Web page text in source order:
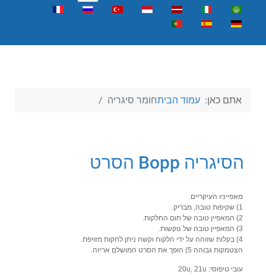
אתם כאן: עמוד הביתחומר סיגריה
הסיגריה Bopp הסרט
מאפייניו העיקריים
1) שקיפות טובה, מבריק.
2) המאפיין טובה של חום החלקות.
3) המאפיין טובה של נוקשות.
4) בקלות שזוהה על ידי הלקוח וקשה ניתן לחקות מזויפת.
הצטמקות גבוהה 5) הופך את הסרט המושלם אריזה.
עובי טיפוסי: 20u, 21u